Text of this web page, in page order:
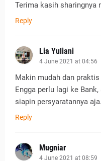
Terima kasih sharingnya
Reply
Lia Yuliani
4 June 2021 at 04:56
Makin mudah dan
Engga perlu lagi ke
siapin persyaratannya aja.
Reply
Mugniar
4 June 2021 at 08:59